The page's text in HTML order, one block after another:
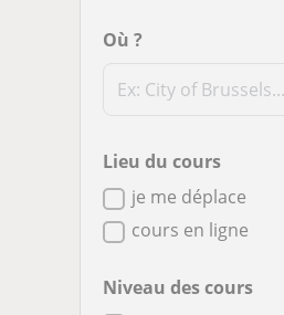
Où ?
Lieu du cours
je me déplace
cours en ligne
Niveau des cours